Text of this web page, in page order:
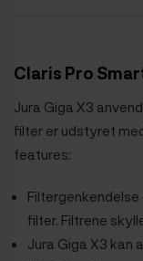
Claris Pro
Jura Giga X3
filter er udstyret
features:
filter. Filtrene
Jura Giga X3 kan